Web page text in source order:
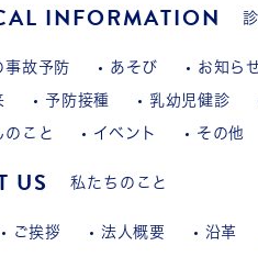
INFORMATION
事故予防 あそび お知ら
予防接種 乳幼児健診
のこと イベント その他
US 私たちのこと
ご挨拶 法人概要 沿革